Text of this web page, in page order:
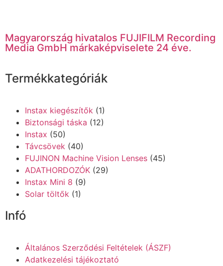
Magyarország hivatalos FUJIFILM Recording
Media GmbH márkaképviselete 24 éve.
Termékkategóriák
Instax kiegészítők (1)
Biztonsági táska (12)
Instax (50)
Távcsövek (40)
FUJINON Machine Vision Lenses (45)
ADATHORDOZÓK (29)
Instax Mini 8 (9)
Solar töltők (1)
Infó
Általános Szerződési Feltételek (ÁSZF)
Adatkezelési tájékoztató